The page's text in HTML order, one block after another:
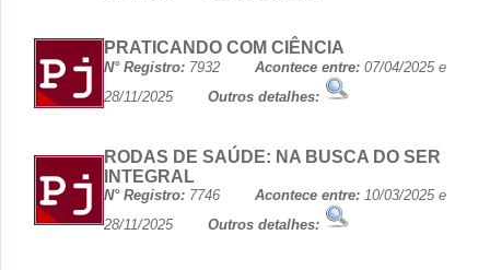
PRATICANDO COM CIÊNCIA
N° Registro: 7932 Acontece entre: 07/04/2025 e
28/11/2025 Outros detalhes:
RODAS DE SAÚDE: NA BUSCA DO SER
INTEGRAL
N° Registro: 7746 Acontece entre: 10/03/2025 e
28/11/2025 Outros detalhes: